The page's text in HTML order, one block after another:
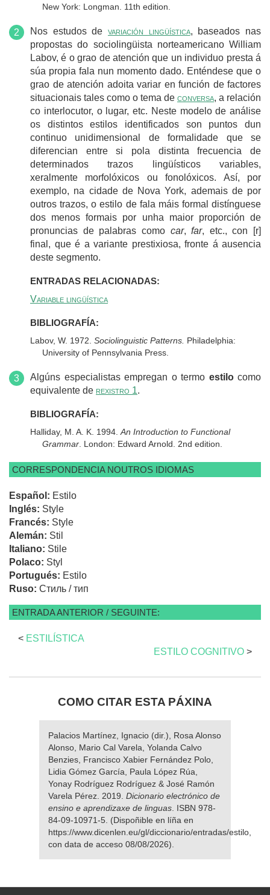
New York: Longman. 11th edition.
Nos estudos de variación lingüística, baseados nas
propostas do sociolingüista norteamericano William
Labov, é o grao de atención que un individuo presta á
súa propia fala nun momento dado. Enténdese que o
grao de atención adoita variar en función de factores
situacionais tales como o tema de conversa, a relación
co interlocutor, o lugar, etc. Neste modelo de análise
os distintos estilos identificados son puntos dun
continuo unidimensional de formalidade que se
diferencian entre si pola distinta frecuencia de
determinados trazos lingüísticos variables,
xeralmente morfolóxicos ou fonolóxicos. Así, por
exemplo, na cidade de Nova York, ademais de por
outros trazos, o estilo de fala máis formal distínguese
dos menos formais por unha maior proporción de
pronuncias de palabras como car,far, etc., con [r]
final, que é a variante prestixiosa, fronte á ausencia
deste segmento.
ENTRADAS RELACIONADAS:
Variable lingüística
BIBLIOGRAFÍA:
Labov, W. 1972. Sociolinguistic Patterns. Philadelphia:
University of Pennsylvania Press.
Algúns especialistas empregan o termo estilo como
equivalente de rexistro 1.
BIBLIOGRAFÍA:
Halliday, M. A. K. 1994. An Introduction to Functional
Grammar . London: Edward Arnold. 2nd edition.
CORRESPONDENCIA NOUTROS IDIOMAS
Español: Estilo
Inglés: Style
Francés: Style
Alemán: Stil
Italiano: Stile
Polaco: Styl
Portugués: Estilo
Ruso: Стиль / тип
ENTRADA ANTERIOR / SEGUINTE:
< ESTILÍSTICA
ESTILO COGNITIVO >
COMO CITAR ESTA PÁXINA
Palacios Martínez, Ignacio (dir.), Rosa Alonso
Alonso, Mario Cal Varela, Yolanda Calvo
Benzies, Francisco Xabier Fernández Polo,
Lidia Gómez García, Paula López Rúa,
Yonay Rodríguez Rodríguez & José Ramón
Varela Pérez. 2019. Dicionario electrónico de
ensino e aprendizaxe de linguas . ISBN 978-
84-09-10971-5. (Dispoñible en líña en
https://www.dicenlen.eu/gl/diccionario/entradas/estilo,
con data de acceso 08/08/2026).